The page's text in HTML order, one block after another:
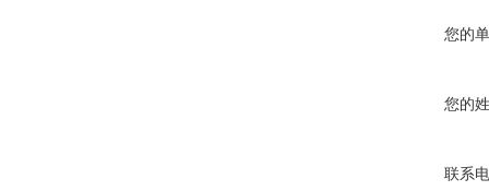
您的
您的
联系